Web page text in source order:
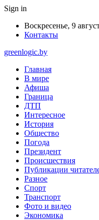
Sign in
Воскресенье, 9
Контакты
greenlogic.by
Главная
В мире
Афиша
Граница
ДТП
Интересное
История
Общество
Погода
Президент
Происшествия
Публикации
Разное
Спорт
Транспорт
Фото и видео
Экономика